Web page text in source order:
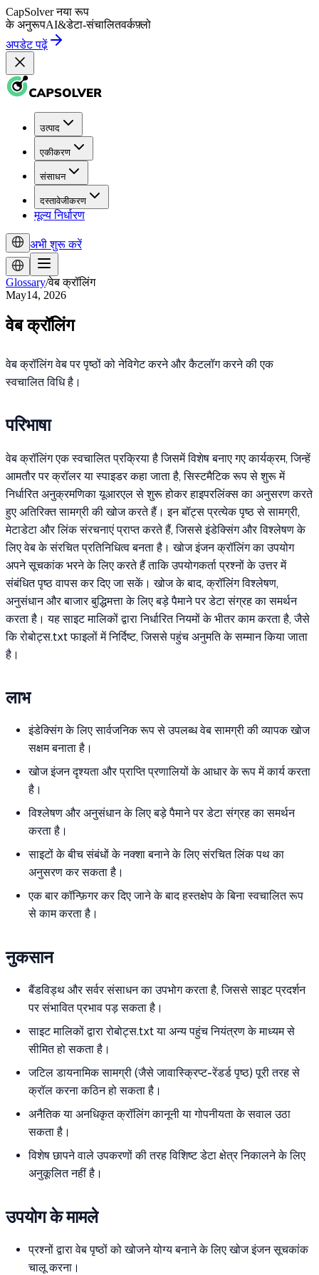
CapSolver नया रूप
के अनुरूपAI&डेटा-संचालितवर्कफ़्लो
अपडेट पढ़ें
उत्पाद
एकीकरण
संसाधन
दस्तावेजीकरण
मूल्य निर्धारण
अभी शुरू करें
Glossary/वेब क्रॉलिंग
May14, 2026
वेब क्रॉलिंग
वेब क्रॉलिंग वेब पर पृष्ठों को नेविगेट करने और कैटलॉग करने की एक
स्वचालित विधि है।
परिभाषा
वेब क्रॉलिंग एक स्वचालित प्रक्रिया है जिसमें विशेष बनाए गए कार्यक्रम, जिन्हें
आमतौर पर क्रॉलर या स्पाइडर कहा जाता है, सिस्टमैटिक रूप से शुरू में
निर्धारित अनुक्रमणिका यूआरएल से शुरू होकर हाइपरलिंक्स का अनुसरण करते
हुए अतिरिक्त सामग्री की खोज करते हैं। इन बॉट्स प्रत्येक पृष्ठ से सामग्री,
मेटाडेटा और लिंक संरचनाएं प्राप्त करते हैं, जिससे इंडेक्सिंग और विश्लेषण के
लिए वेब के संरचित प्रतिनिधित्व बनता है। खोज इंजन क्रॉलिंग का उपयोग
अपने सूचकांक भरने के लिए करते हैं ताकि उपयोगकर्ता प्रश्नों के उत्तर में
संबंधित पृष्ठ वापस कर दिए जा सकें। खोज के बाद, क्रॉलिंग विश्लेषण,
अनुसंधान और बाजार बुद्धिमत्ता के लिए बड़े पैमाने पर डेटा संग्रह का समर्थन
करता है। यह साइट मालिकों द्वारा निर्धारित नियमों के भीतर काम करता है, जैसे
कि रोबोट्स.txt फाइलों में निर्दिष्ट, जिससे पहुंच अनुमति के सम्मान किया जाता
है।
लाभ
इंडेक्सिंग के लिए सार्वजनिक रूप से उपलब्ध वेब सामग्री की व्यापक खोज
सक्षम बनाता है।
खोज इंजन दृश्यता और प्राप्ति प्रणालियों के आधार के रूप में कार्य करता
है।
विश्लेषण और अनुसंधान के लिए बड़े पैमाने पर डेटा संग्रह का समर्थन
करता है।
साइटों के बीच संबंधों के नक्शा बनाने के लिए संरचित लिंक पथ का
अनुसरण कर सकता है।
एक बार कॉन्फ़िगर कर दिए जाने के बाद हस्तक्षेप के बिना स्वचालित रूप
से काम करता है।
नुकसान
बैंडविड्थ और सर्वर संसाधन का उपभोग करता है, जिससे साइट प्रदर्शन
पर संभावित प्रभाव पड़ सकता है।
साइट मालिकों द्वारा रोबोट्स.txt या अन्य पहुंच नियंत्रण के माध्यम से
सीमित हो सकता है।
जटिल डायनामिक सामग्री (जैसे जावास्क्रिप्ट-रेंडर्ड पृष्ठ) पूरी तरह से
क्रॉल करना कठिन हो सकता है।
अनैतिक या अनधिकृत क्रॉलिंग कानूनी या गोपनीयता के सवाल उठा
सकता है।
विशेष छापने वाले उपकरणों की तरह विशिष्ट डेटा क्षेत्र निकालने के लिए
अनुकूलित नहीं है।
उपयोग के मामले
प्रश्नों द्वारा वेब पृष्ठों को खोजने योग्य बनाने के लिए खोज इंजन सूचकांक
चालू करना।